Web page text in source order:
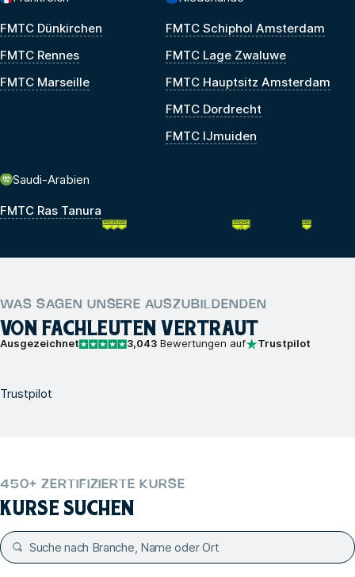
FMTC Dünkirchen
FMTC Rennes
FMTC Marseille
FMTC Schiphol Amsterdam
FMTC Lage Zwaluwe
FMTC Hauptsitz Amsterdam
FMTC Dordrecht
FMTC IJmuiden
Saudi-Arabien
FMTC Ras Tanura
WAS SAGEN UNSERE AUSZUBILDENDEN
VON FACHLEUTEN VERTRAUT
Ausgezeichnet 3,043 Bewertungen auf Trustpilot
Trustpilot
450+ ZERTIFIZIERTE KURSE
KURSE SUCHEN